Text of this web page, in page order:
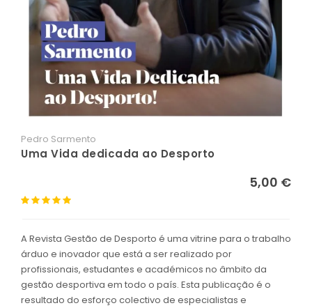
Pedro Sarmento
Uma Vida dedicada ao Desporto
5,00 €
A Revista Gestão de Desporto é uma vitrine para o trabalho
árduo e inovador que está a ser realizado por
profissionais, estudantes e académicos no âmbito da
gestão desportiva em todo o país. Esta publicação é o
resultado do esforço colectivo de especialistas e